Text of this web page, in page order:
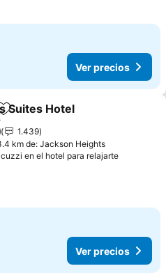
Ver precios
Agregar a favoritos
Suites Hotel
1.439
km de: Jackson Heights
en el hotel para relajarteVer
Ver precios